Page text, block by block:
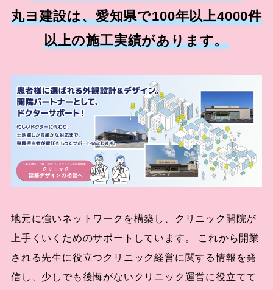
丸ヨ建設は、愛知県で100年以上4000件
以上の施工実績があります。
地元に強いネットワークを構築し、クリニック開院が
上手くいくためのサポートしています。 これから開業
される先生に役立つクリニック経営に関する情報を発
信し、少しでも後悔がないクリニック運営に役立てて